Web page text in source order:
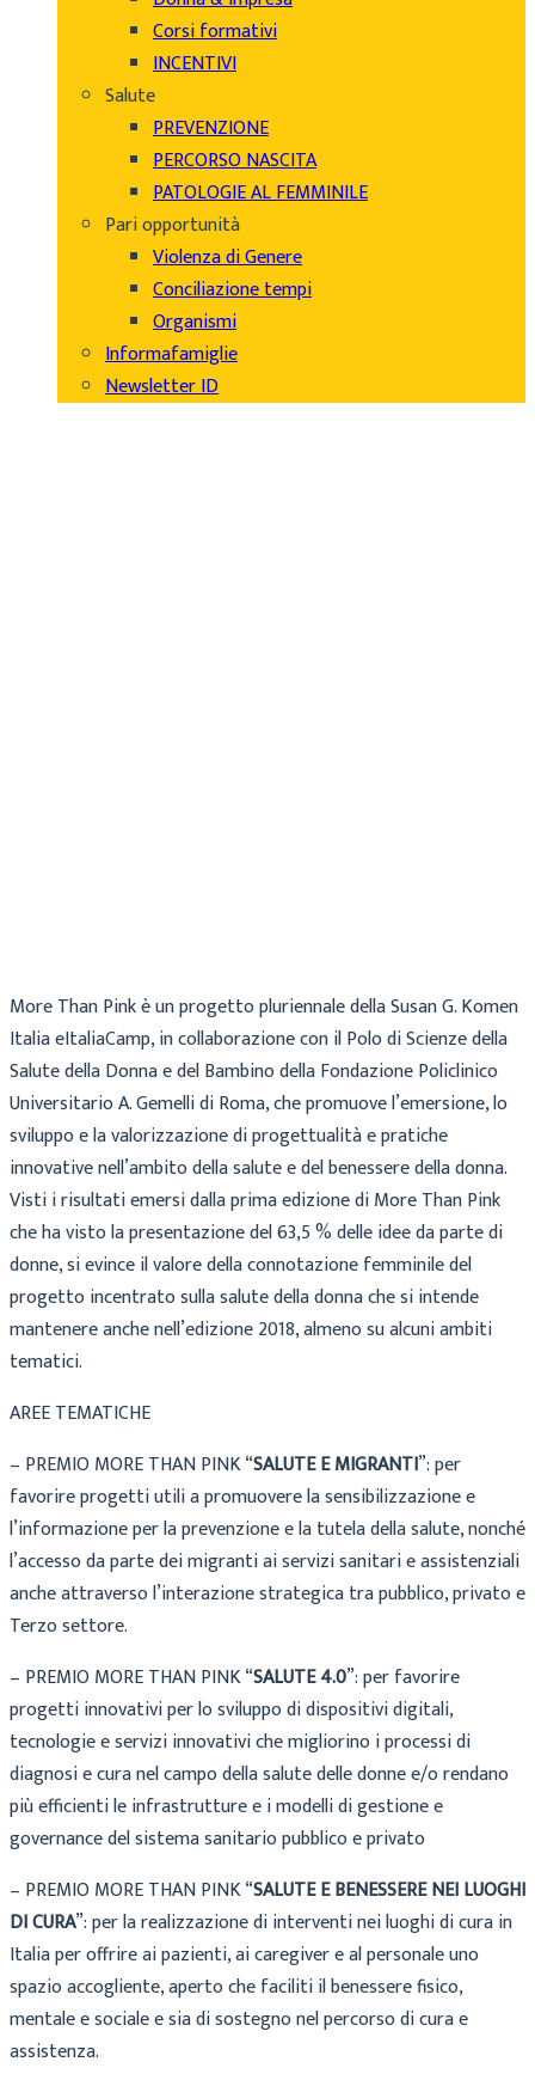
Corsi formativi
INCENTIVI
Salute
PREVENZIONE
PERCORSO NASCITA
PATOLOGIE AL FEMMINILE
Pari opportunità
Violenza di Genere
Conciliazione tempi
Organismi
Informafamiglie
Newsletter ID
More Than Pink è un progetto pluriennale della Susan G. Komen
Italia eItaliaCamp, in collaborazione con il Polo di Scienze della
Salute della Donna e del Bambino della Fondazione Policlinico
Universitario A. Gemelli di Roma, che promuove l’emersione, lo
sviluppo e la valorizzazione di progettualità e pratiche
innovative nell’ambito della salute e del benessere della donna.
Visti i risultati emersi dalla prima edizione di More Than Pink
che ha visto la presentazione del 63,5 % delle idee da parte di
donne, si evince il valore della connotazione femminile del
progetto incentrato sulla salute della donna che si intende
mantenere anche nell’edizione 2018, almeno su alcuni ambiti
tematici.
AREE TEMATICHE
– PREMIO MORE THAN PINK “SALUTE E MIGRANTI”: per
favorire progetti utili a promuovere la sensibilizzazione e
l’informazione per la prevenzione e la tutela della salute, nonché
l’accesso da parte dei migranti ai servizi sanitari e assistenziali
anche attraverso l’interazione strategica tra pubblico, privato e
Terzo settore.
– PREMIO MORE THAN PINK “SALUTE 4.0”: per favorire
progetti innovativi per lo sviluppo di dispositivi digitali,
tecnologie e servizi innovativi che migliorino i processi di
diagnosi e cura nel campo della salute delle donne e/o rendano
più efficienti le infrastrutture e i modelli di gestione e
governance del sistema sanitario pubblico e privato
– PREMIO MORE THAN PINK “SALUTE E BENESSERE NEI LUOGHI
DI CURA”: per la realizzazione di interventi nei luoghi di cura in
Italia per offrire ai pazienti, ai caregiver e al personale uno
spazio accogliente, aperto che faciliti il benessere fisico,
mentale e sociale e sia di sostegno nel percorso di cura e
assistenza.